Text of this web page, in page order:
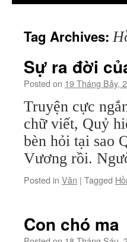
Tag Archives:
Sự ra đời
Posted on 19 Tháng Bảy,
Truyện cực
chữ viết, Quỷ
bèn hỏi tại sao
Vương rồi.
Posted in Văn | Tagged
Con chó ma